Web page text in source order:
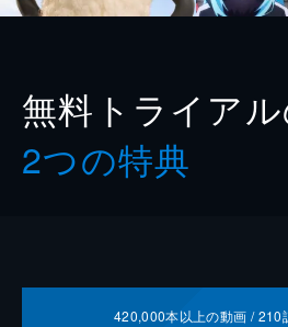
無料トライア
2つの特典
420,000本以上の動画 /210